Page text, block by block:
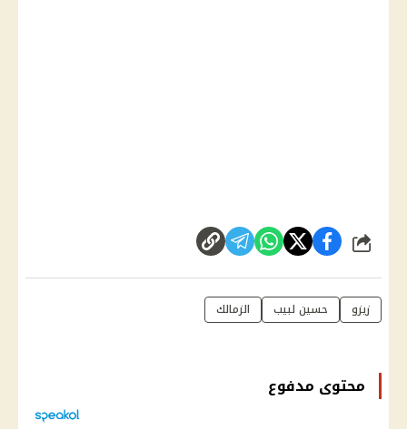
شارك
زيزو حسين لبيب الزمالك
محتوى مدفوع